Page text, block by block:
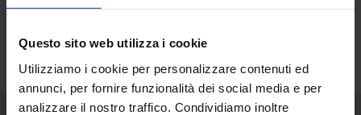
Questo sito web utilizza i cookie
Utilizziamo i cookie per personalizzare contenuti ed
annunci, per fornire funzionalità dei social media e per
analizzare il nostro traffico. Condividiamo inoltre